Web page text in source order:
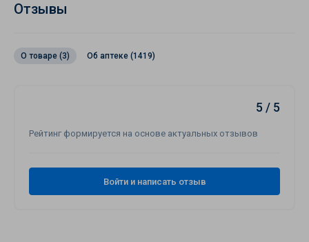
Отзывы
О товаре (3) Об аптеке (1419)
5 / 5
Рейтинг формируется на основе актуальных отзывов
Войти и написать отзыв